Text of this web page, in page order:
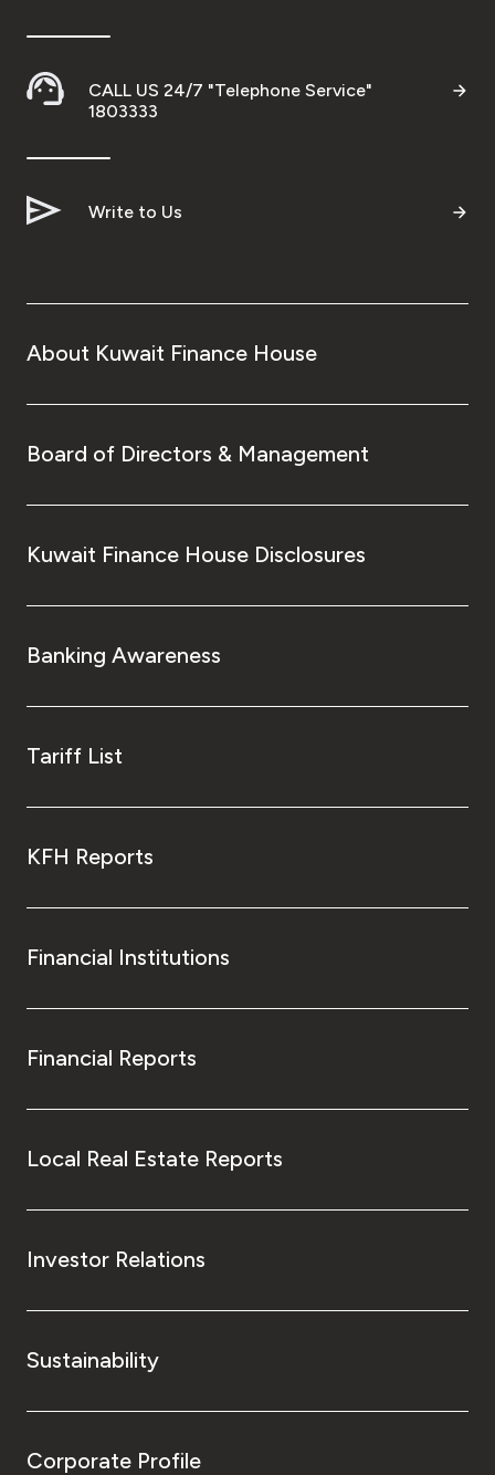
CALL US 24/7 "Telephone Service"
1803333
Write to Us
About Kuwait Finance House
Board of Directors & Management
Kuwait Finance House Disclosures
Banking Awareness
Tariff List
KFH Reports
Financial Institutions
Financial Reports
Local Real Estate Reports
Investor Relations
Sustainability
Corporate Profile